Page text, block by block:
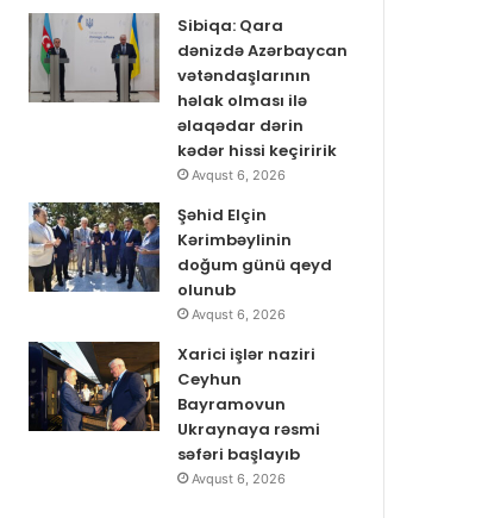
Sibiqa: Qara
dənizdə Azərbaycan
vətəndaşlarının
həlak olması ilə
əlaqədar dərin
kədər hissi keçiririk
Avqust 6, 2026
Şəhid Elçin
Kərimbəylinin
doğum günü qeyd
olunub
Avqust 6, 2026
Xarici işlər naziri
Ceyhun
Bayramovun
Ukraynaya rəsmi
səfəri başlayıb
Avqust 6, 2026